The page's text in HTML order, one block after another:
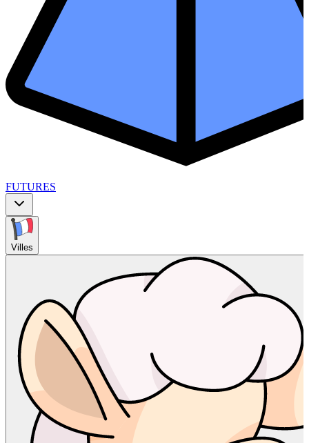
FUTURES
Villes